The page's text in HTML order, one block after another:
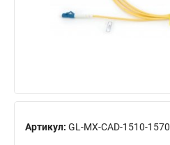
Артикул: GL-MX-CAD-1510-1570